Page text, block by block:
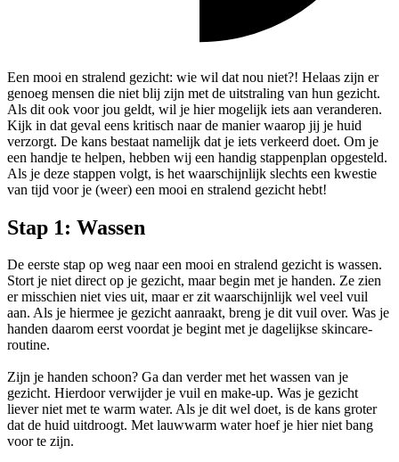
Een mooi en stralend gezicht: wie wil dat nou niet?! Helaas zijn er
genoeg mensen die niet blij zijn met de uitstraling van hun gezicht.
Als dit ook voor jou geldt, wil je hier mogelijk iets aan veranderen.
Kijk in dat geval eens kritisch naar de manier waarop jij je huid
verzorgt. De kans bestaat namelijk dat je iets verkeerd doet. Om je
een handje te helpen, hebben wij een handig stappenplan opgesteld.
Als je deze stappen volgt, is het waarschijnlijk slechts een kwestie
van tijd voor je (weer) een mooi en stralend gezicht hebt!
Stap 1: Wassen
De eerste stap op weg naar een mooi en stralend gezicht is wassen.
Stort je niet direct op je gezicht, maar begin met je handen. Ze zien
er misschien niet vies uit, maar er zit waarschijnlijk wel veel vuil
aan. Als je hiermee je gezicht aanraakt, breng je dit vuil over. Was je
handen daarom eerst voordat je begint met je dagelijkse skincare-
routine.
Zijn je handen schoon? Ga dan verder met het wassen van je
gezicht. Hierdoor verwijder je vuil en make-up. Was je gezicht
liever niet met te warm water. Als je dit wel doet, is de kans groter
dat de huid uitdroogt. Met lauwwarm water hoef je hier niet bang
voor te zijn.